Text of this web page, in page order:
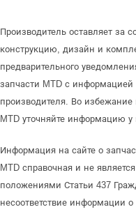
Производитель оставляет за
конструкцию, дизайн и
предварительного
запчасти MTD с
производителя. Во
MTD уточняйте информацию у
Информация на сайте о
MTD справочная и не
положениями Статьи 437
несоответствие информации